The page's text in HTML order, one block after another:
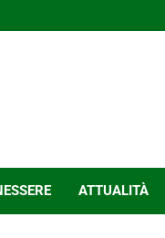
ATTUALITÀ